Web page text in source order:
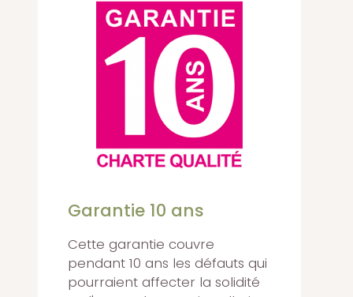
Garantie 10 ans
Cette garantie couvre
pendant 10 ans les défauts qui
pourraient affecter la solidité